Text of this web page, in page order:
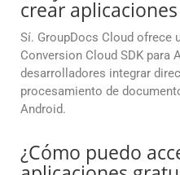
crear
Sí. GroupDocs Cloud ofrece
Conversion Cloud SDK para
desarrolladores integrar
procesamiento de
Android.
¿Cómo puedo